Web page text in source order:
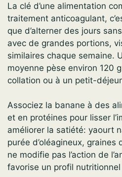
La clé d’une alimentation
traitement anticoagulant,
que d’alterner des jours
avec de grandes portions,
similaires chaque semaine.
moyenne pèse environ 120
collation ou à un petit-
Associez la banane à des
et en protéines pour lisser
améliorer la satiété: yaourt
purée d’oléagineux,
ne modifie pas l’action de
favorise un profil